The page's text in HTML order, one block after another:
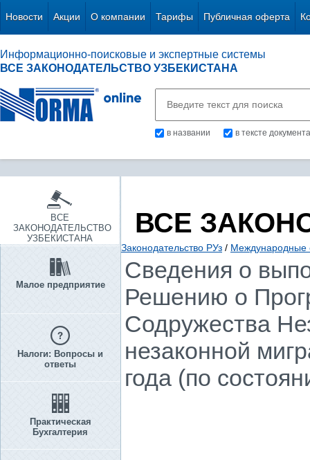
Новости Акции О компании Тарифы Публичная оферта
Информационно-поисковые и экспертные системы
ВСЕ ЗАКОНОДАТЕЛЬСТВО УЗБЕКИСТАНА
в названии в тексте документа
ВСЕ
ЗАКОНОДАТЕЛЬСТВО
УЗБЕКИСТАНА
Малое предприятие
Налоги: Вопросы и
ответы
Практическая
Бухгалтерия
ВСЕ
Законодательство РУз / Международные
Сведения о
Решению о
Содружества
незаконной
года (по